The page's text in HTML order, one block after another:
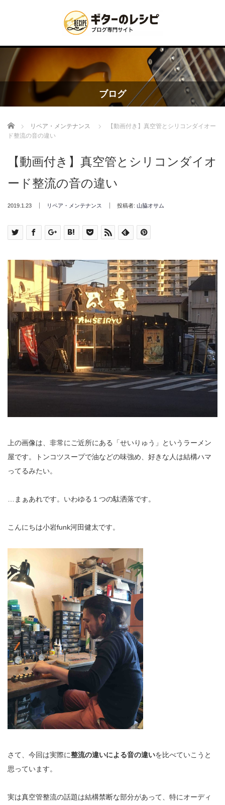
ブログ
Home リペア・メンテナンス
【動画付き】真空管とシリコンダイオー
ド整流の音の違い
【動画付き】真空管とシリコンダイオ
ード整流の音の違い
2019.1.23 リペア・メンテナンス 投稿者: 山脇オサム
上の画像は、非常にご近所にある「せいりゅう」というラーメン
屋です。トンコツスープで油などの味強め、好きな人は結構ハマ
ってるみたい。
…まぁあれです。いわゆる１つの駄洒落です。
こんにちは小岩funk河田健太です。
さて、今回は実際に整流の違いによる音の違いを比べていこうと
思っています。
実は真空管整流の話題は結構禁断な部分があって、特にオーディ